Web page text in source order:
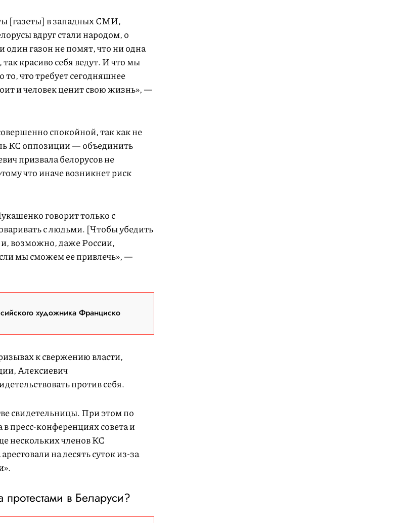
[газеты] в западных СМИ,
вдруг стали народом, о
один газон не помят, что ни одна
красиво себя ведут. И что мы
что требует сегодняшнее
и человек ценит свою жизнь», —
спокойной, так как не
КС оппозиции — объединить
призвала белорусов не
что иначе возникнет риск
говорит только с
с людьми. [Чтобы убедить
возможно, даже России,
мы сможем ее привлечь», —
художника Франциско
к свержению власти,
Алексиевич
против себя.
свидетельницы. При этом по
пресс-конференциях совета и
нескольких членов КС
на десять суток из-за
в Беларуси?